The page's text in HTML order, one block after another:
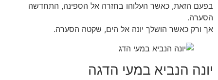
בפעם הזאת, כאשר העלוהו בחזרה אל הספינה, התחדשה
הסערה.
אך ורק כאשר הושלך יונה אל הים, שקטה הסערה.
יונה הנביא במעי הדגה